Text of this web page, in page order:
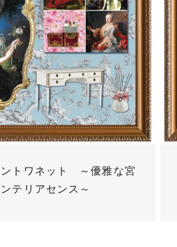
ントワネット ～優雅な宮
テリアセンス～